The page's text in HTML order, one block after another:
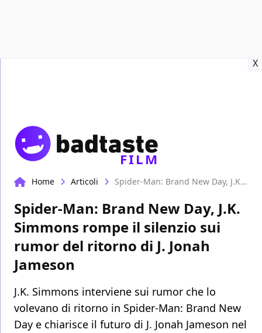
X
FILM
Home Articoli Spider-Man: Brand New Day, J.K. Simmons rompe il silenzio sui rumor del ritorno di J. Jonah Jameson
Spider-Man: Brand New Day, J.K.
Simmons rompe il silenzio sui
rumor del ritorno di J. Jonah
Jameson
J.K. Simmons interviene sui rumor che lo
volevano di ritorno in Spider-Man: Brand New
Day e chiarisce il futuro di J. Jonah Jameson nel